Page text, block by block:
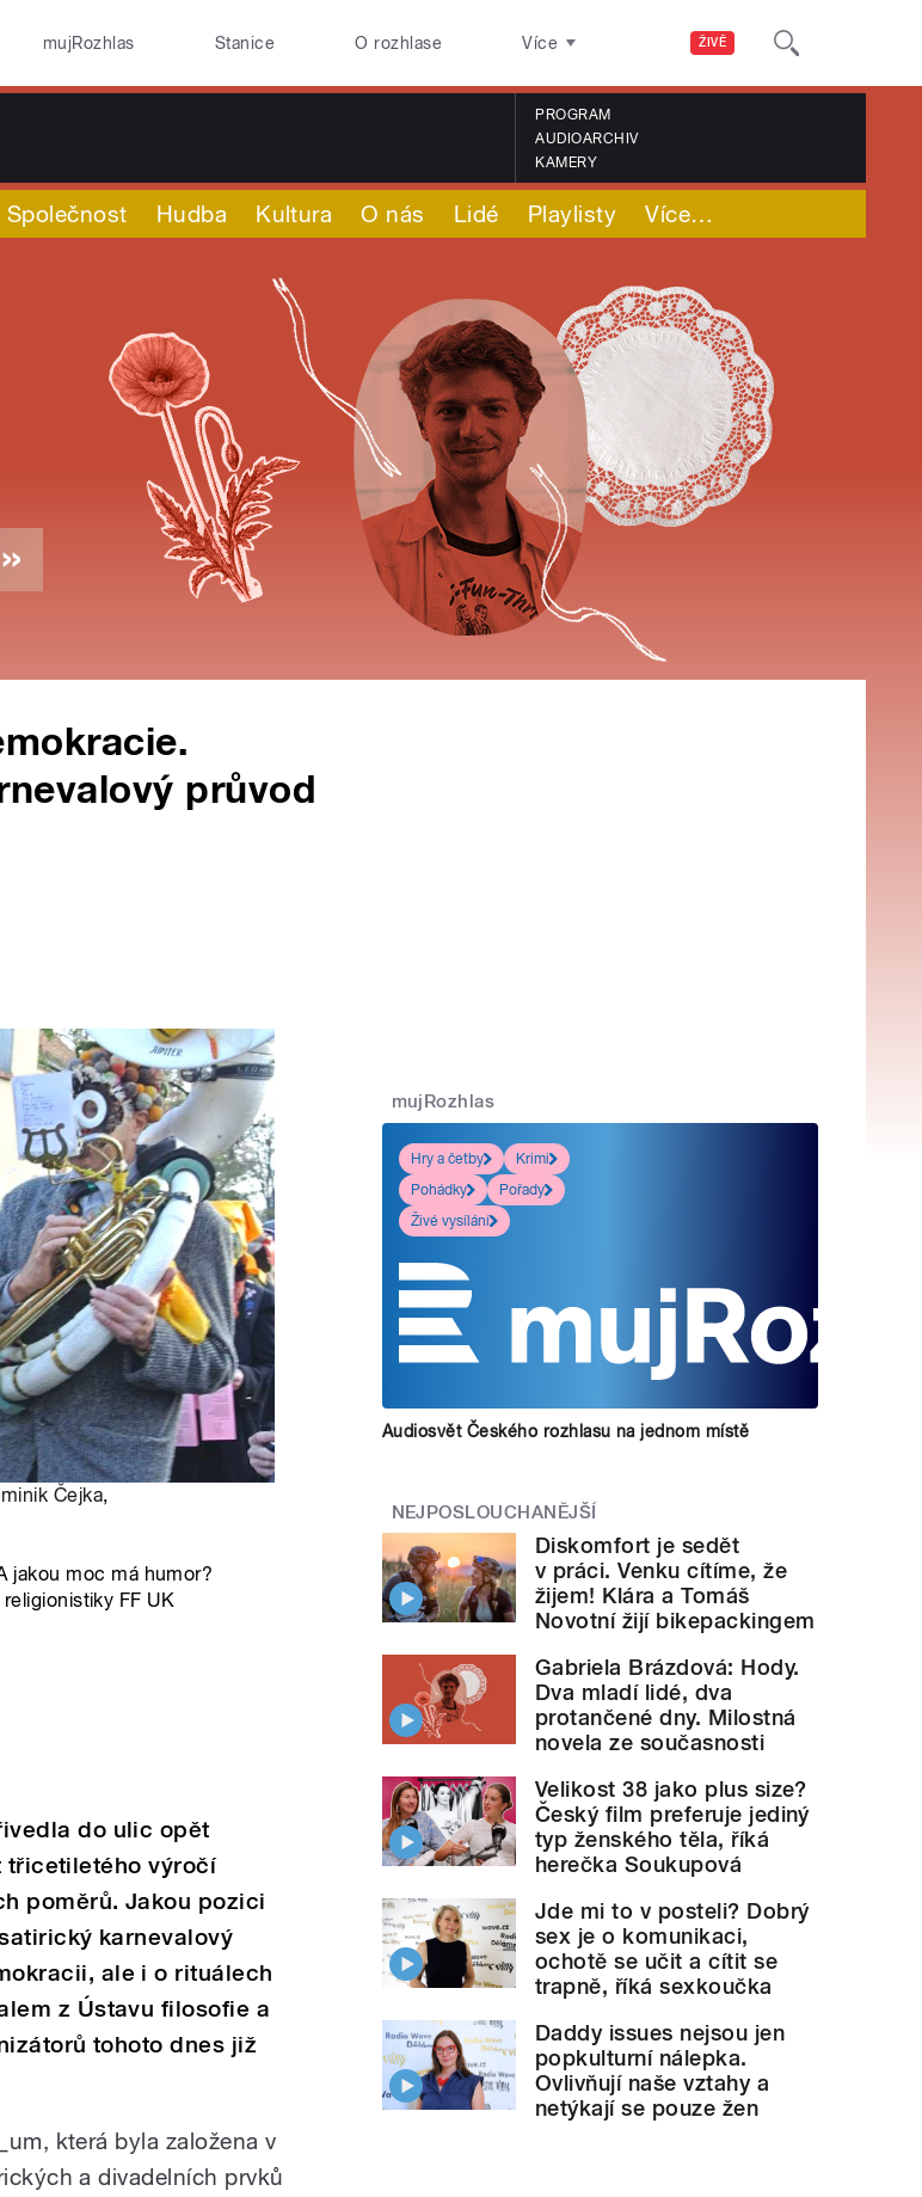
ŽIVĚ
mujRozhlas Stanice O rozhlase Více
PROGRAM
AUDIOARCHIV
KAMERY
Společnost Hudba Kultura O nás Lidé Playlisty Více…
průvod
Čejka,
jakou moc má humor?
FF UK
do ulic opět
třicetiletého výročí
poměrů. Jakou pozici
karnevalový
ale i o rituálech
z Ústavu filosofie a
tohoto dnes již
která byla založena v
a divadelních prvků
mujRozhlas
Hry a četby
Krimi
Pohádky
Pořady
Živé vysílání
Audiosvět Českého rozhlasu na jednom místě
NEJPOSLOUCHANĚJŠÍ
Diskomfort je sedět
v práci. Venku cítíme, že
žijem! Klára a Tomáš
Novotní žijí bikepackingem
Gabriela Brázdová: Hody.
Dva mladí lidé, dva
protančené dny. Milostná
novela ze současnosti
Velikost 38 jako plus size?
Český film preferuje jediný
typ ženského těla, říká
herečka Soukupová
Jde mi to v posteli? Dobrý
sex je o komunikaci,
ochotě se učit a cítit se
trapně, říká sexkoučka
Daddy issues nejsou jen
popkulturní nálepka.
Ovlivňují naše vztahy a
netýkají se pouze žen